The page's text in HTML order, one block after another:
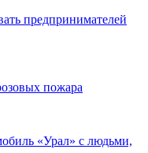
предпринимателей
пожара
«Урал» с людьми,